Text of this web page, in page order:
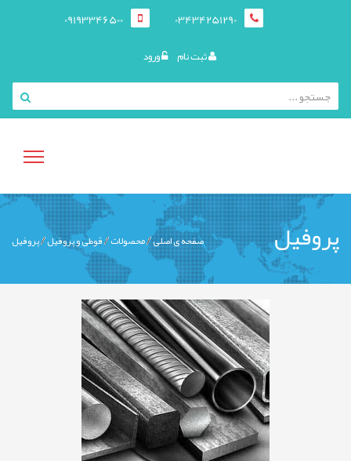
03434251290
09193346500
ثبت نام ورود
منوی
کاربری
پروفیل صفحه ی اصلی محصولات قوطی و پروفيل پروفیل